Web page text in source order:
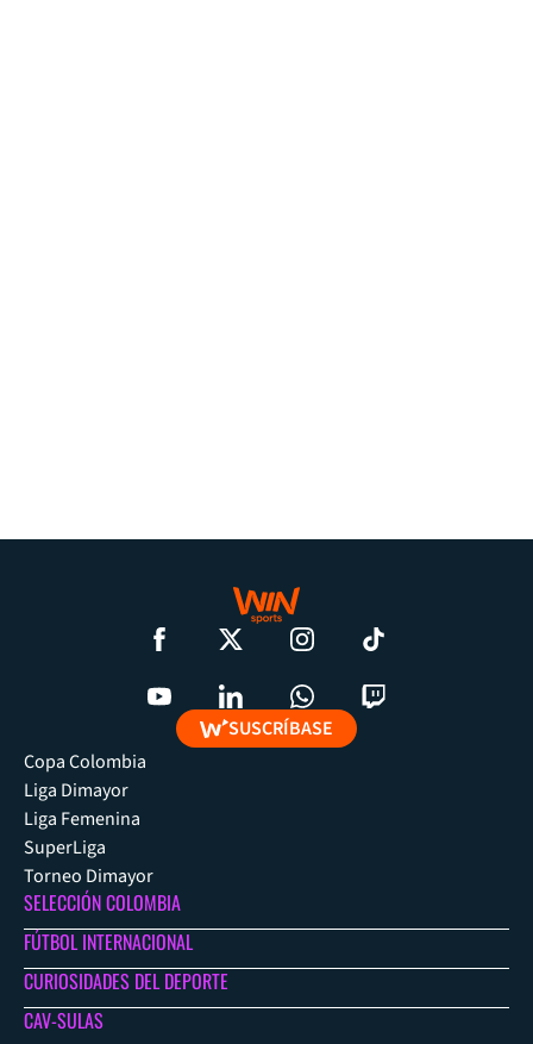
SUSCRÍBASE
Copa Colombia
Liga Dimayor
Liga Femenina
SuperLiga
Torneo Dimayor
SELECCIÓN COLOMBIA
FÚTBOL INTERNACIONAL
CURIOSIDADES DEL DEPORTE
CAV-SULAS